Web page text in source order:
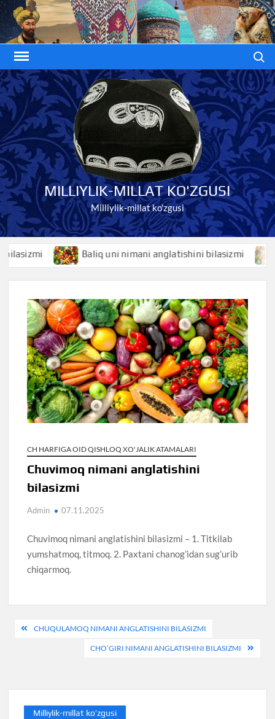
Skip
to
content
MILLIYLIK-MILLAT KO'ZGUSI
Milliylik-millat ko'zgusi
Baliq uni nimani anglatishini bilasizmi
CH HARFIGA OID QISHLOQ XO'JALIK ATAMALARI
Chuvimoq nimani anglatishini
bilasizmi
Admin 07.11.2025
Chuvimoq nimani anglatishini bilasizmi – 1. Titkilab
yumshatmoq, titmoq. 2. Paxtani chanog’idan sug’urib
chiqarmoq.
PostCHUQULAMOQ NIMANI ANGLATISHINI BILASIZMI
CHO’GIRI NIMANI ANGLATISHINI BILASIZMI
Milliylik-millat ko’zgusi